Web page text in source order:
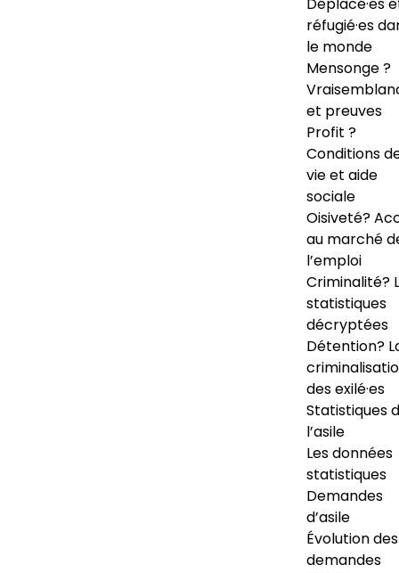
réfugié·es
le monde
Mensonge ?
et preuves
Profit ?
Conditions
vie et aide
sociale
Oisiveté?
au marché
l’emploi
Criminalité?
statistiques
décryptées
Détention?
des exilé·es
Statistiques
l’asile
Les données
statistiques
Demandes
d’asile
Évolution des
demandes